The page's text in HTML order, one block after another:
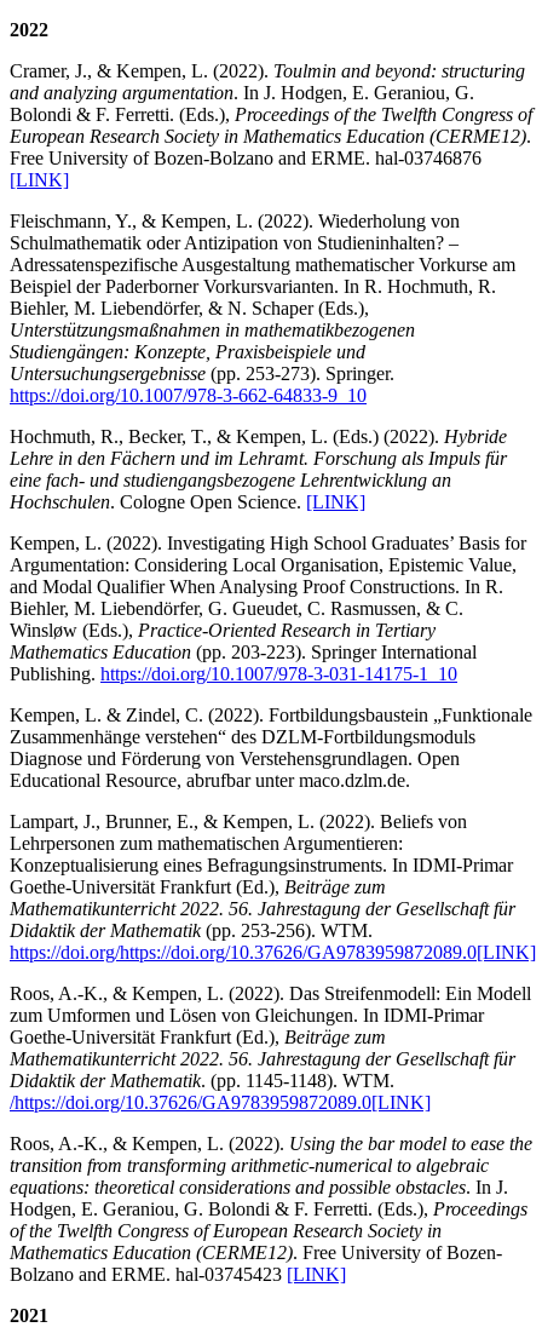
2022
Cramer, J., & Kempen, L. (2022). Toulmin and beyond: structuring
and analyzing argumentation. In J. Hodgen, E. Geraniou, G.
Bolondi & F. Ferretti. (Eds.), Proceedings of the Twelfth Congress of
European Research Society in Mathematics Education (CERME12).
Free University of Bozen-Bolzano and ERME. hal-03746876
[LINK]
Fleischmann, Y., & Kempen, L. (2022). Wiederholung von
Schulmathematik oder Antizipation von Studieninhalten? –
Adressatenspezifische Ausgestaltung mathematischer Vorkurse am
Beispiel der Paderborner Vorkursvarianten. In R. Hochmuth, R.
Biehler, M. Liebendörfer, & N. Schaper (Eds.),
Unterstützungsmaßnahmen in mathematikbezogenen
Studiengängen: Konzepte, Praxisbeispiele und
Untersuchungsergebnisse (pp. 253-273). Springer.
https://doi.org/10.1007/978-3-662-64833-9_10
Hochmuth, R., Becker, T., & Kempen, L. (Eds.) (2022). Hybride
Lehre in den Fächern und im Lehramt. Forschung als Impuls für
eine fach- und studiengangsbezogene Lehrentwicklung an
Hochschulen. Cologne Open Science. [LINK]
Kempen, L. (2022). Investigating High School Graduates’ Basis for
Argumentation: Considering Local Organisation, Epistemic Value,
and Modal Qualifier When Analysing Proof Constructions. In R.
Biehler, M. Liebendörfer, G. Gueudet, C. Rasmussen, & C.
Winsløw (Eds.), Practice-Oriented Research in Tertiary
Mathematics Education (pp. 203-223). Springer International
Publishing. https://doi.org/10.1007/978-3-031-14175-1_10
Kempen, L. & Zindel, C. (2022). Fortbildungsbaustein „Funktionale
Zusammenhänge verstehen“ des DZLM-Fortbildungsmoduls
Diagnose und Förderung von Verstehensgrundlagen. Open
Educational Resource, abrufbar unter maco.dzlm.de.
Lampart, J., Brunner, E., & Kempen, L. (2022). Beliefs von
Lehrpersonen zum mathematischen Argumentieren:
Konzeptualisierung eines Befragungsinstruments. In IDMI-Primar
Goethe-Universität Frankfurt (Ed.), Beiträge zum
Mathematikunterricht 2022. 56. Jahrestagung der Gesellschaft für
Didaktik der Mathematik(pp. 253-256). WTM.
https://doi.org/https://doi.org/10.37626/GA9783959872089.0[LINK]
Roos, A.-K., & Kempen, L. (2022). Das Streifenmodell: Ein Modell
zum Umformen und Lösen von Gleichungen. In IDMI-Primar
Goethe-Universität Frankfurt (Ed.), Beiträge zum
Mathematikunterricht 2022. 56. Jahrestagung der Gesellschaft für
Didaktik der Mathematik. (pp. 1145-1148). WTM.
/https://doi.org/10.37626/GA9783959872089.0[LINK]
Roos, A.-K., & Kempen, L. (2022). Using the bar model to ease the
transition from transforming arithmetic-numerical to algebraic
equations: theoretical considerations and possible obstacles. In J.
Hodgen, E. Geraniou, G. Bolondi & F. Ferretti. (Eds.), Proceedings
of the Twelfth Congress of European Research Society in
Mathematics Education (CERME12). Free University of Bozen-
Bolzano and ERME. hal-03745423 [LINK]
2021